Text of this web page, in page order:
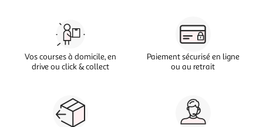
Vos courses à domicile, en
drive ou click & collect
Paiement sécurisé en ligne
ou au retrait